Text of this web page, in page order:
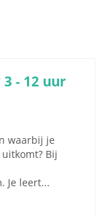
- 12 uur
waarbij je
Bij
Je leert...